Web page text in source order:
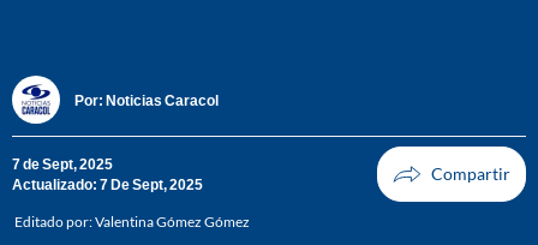
Por: Noticias Caracol
7 de Sept, 2025
Actualizado: 7 De Sept, 2025
Editado por:Valentina Gómez Gómez